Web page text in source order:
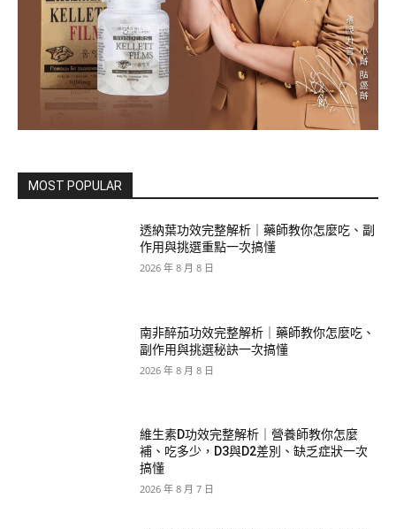
MOST POPULAR
透納葉功效完整解析｜藥師教你怎麼吃、副
作用與挑選重點一次搞懂
2026 年 8 月 8 日
南非醉茄功效完整解析｜藥師教你怎麼吃、
副作用與挑選秘訣一次搞懂
2026 年 8 月 8 日
維生素D功效完整解析｜營養師教你怎麼
補、吃多少，D3與D2差別、缺乏症狀一次
搞懂
2026 年 8 月 7 日